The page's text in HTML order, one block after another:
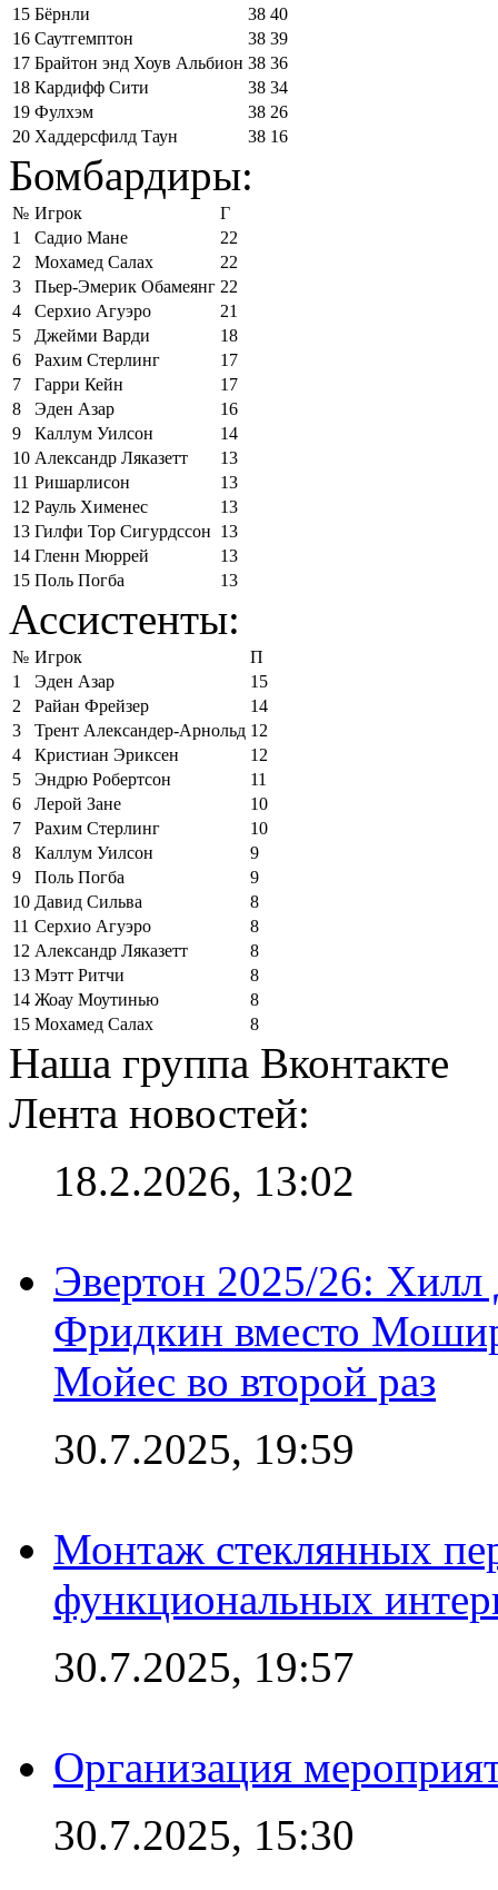
15 Бёрнли 38 40
16 Саутгемптон 38 39
17 Брайтон энд Хоув Альбион 38 36
18 Кардифф Сити 38 34
19 Фулхэм 38 26
20 Хаддерсфилд Таун 38 16
Бомбардиры:
№ Игрок
Г
1
Садио Мане
22
2
Мохамед Салах
22
3
Пьер-Эмерик Обамеянг 22
4
Серхио Агуэро
21
5
Джейми Варди
18
6
Рахим Стерлинг
17
7
Гарри Кейн
17
8
Эден Азар
16
9
Каллум Уилсон
14
10 Александр Ляказетт
13
11 Ришарлисон
13
12 Рауль Хименес
13
13 Гилфи Тор Сигурдссон 13
14 Гленн Мюррей
13
15 Поль Погба 13
Ассистенты:
№ Игрок
П
1
Эден Азар
15
2
Райан Фрейзер
14
3
Трент Александер-Арнольд 12
4
Кристиан Эриксен
12
5
Эндрю Робертсон
11
6
Лерой Зане
10
7
Рахим Стерлинг
10
8
Каллум Уилсон
9
9
Поль Погба
9
10 Давид Сильва
8
11 Серхио Агуэро
8
12 Александр Ляказетт
8
13 Мэтт Ритчи
8
14 Жоау Моутинью
8
15 Мохамед Салах 8
Наша группа Вконтакте
Лента новостей:
18.2.2026, 13:02
Эвертон 2025/26:
Фридкин вместо
Мойес во второй раз
30.7.2025, 19:59
Монтаж стеклянных
функциональных
30.7.2025, 19:57
Организация
30.7.2025, 15:30